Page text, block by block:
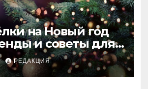
на Новый год
и советы для
праздника
РЕДАКЦИЯ